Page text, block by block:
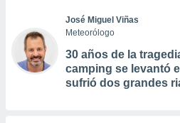
José Miguel Viñas
Meteorólogo
30 años de la
camping se levantó
sufrió dos grandes